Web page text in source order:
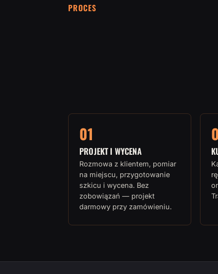
PROCES
01
PROJEKT I WYCENA
Rozmowa z klientem, pomiar
na miejscu, przygotowanie
szkicu i wycena. Bez
zobowiązań — projekt
darmowy przy zamówieniu.